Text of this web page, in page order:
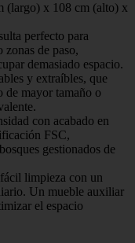
(largo) x 108 cm (alto) x
perfecto para
de paso,
demasiado espacio.
y extraíbles, que
de mayor tamaño o
con acabado en
FSC,
gestionados de
limpieza con un
Un mueble auxiliar
el espacio